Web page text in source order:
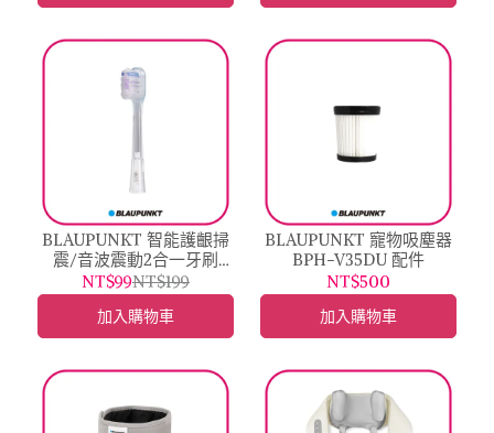
BLAUPUNKT 智能護齦掃
震/音波震動2合一牙刷
BPH-TB03 配件
NT$99NT$199
加入購物車
BLAUPUNKT 寵物吸塵器
BPH-V35DU 配件
NT$500
加入購物車